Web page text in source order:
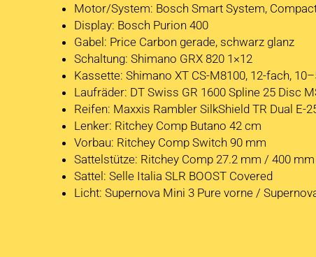
Motor/System: Bosch Smart System,
Display: Bosch Purion 400
Gabel: Price Carbon gerade, schwarz glanz
Schaltung: Shimano GRX 820 1×12
Kassette: Shimano XT CS-M8100, 12-fach,
Laufräder: DT Swiss GR 1600 Spline 25 Disc
Reifen: Maxxis Rambler SilkShield TR Dual E-
Lenker: Ritchey Comp Butano 42 cm
Vorbau: Ritchey Comp Switch 90 mm
Sattelstütze: Ritchey Comp 27.2 mm / 400 mm
Sattel: Selle Italia SLR BOOST Covered
Licht: Supernova Mini 3 Pure vorne /